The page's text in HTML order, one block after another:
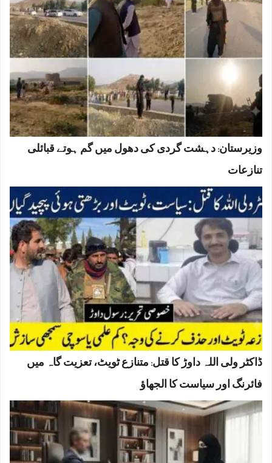
وزیرستان: دہشت گردی کی دھول میں گم ہوتے قبائلی
تنازعات
ڈاکٹر ولی اللہ داوڑ کا قتل: متنازع ٹویٹ، تعزیت گاہ میں
فائرنگ اور سیاست کا الجھاؤ